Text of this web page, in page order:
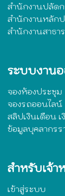
สำนักงานปลัด
สำนักงานหลัก
สำนักงานสาธา
ระบบงาน
จองห้องประชุม
จองรถออนไลน์
สลิปเงินเดือน
ข้อมูลบุคลากรร
สำหรับเจ้า
เข้าสู่ระบบ